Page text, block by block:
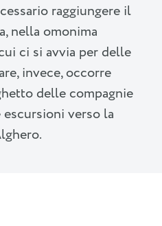
raggiungere il
nella omonima
ci si avvia per delle
invece, occorre
delle compagnie
verso la